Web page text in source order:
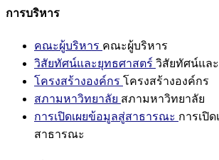
การบริหาร
คณะผู้บริหาร คณะผู้บริหาร
วิสัยทัศน์และยุทธศาสตร์ วิสัยทัศน์แล
โครงสร้างองค์กร โครงสร้างองค์กร
สภามหาวิทยาลัย สภามหาวิทยาลัย
การเปิดเผยข้อมูลสู่สาธารณะ การเปิ
สาธารณะ